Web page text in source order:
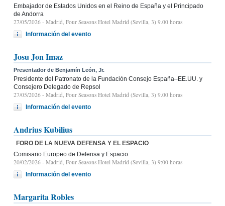
Embajador de Estados Unidos en el Reino de España y el Principado
de Andorra
27/05/2026 - Madrid, Four Seasons Hotel Madrid (Sevilla, 3) 9.00 horas
Información del evento
Josu Jon Imaz
Presentador de Benjamín León, Jr.
Presidente del Patronato de la Fundación Consejo España–EE.UU. y
Consejero Delegado de Repsol
27/05/2026 - Madrid, Four Seasons Hotel Madrid (Sevilla, 3) 9.00 horas
Información del evento
Andrius Kubilius
FORO DE LA NUEVA DEFENSA Y EL ESPACIO
Comisario Europeo de Defensa y Espacio
20/02/2026 - Madrid, Four Seasons Hotel Madrid (Sevilla, 3) 9:00 horas
Información del evento
Margarita Robles